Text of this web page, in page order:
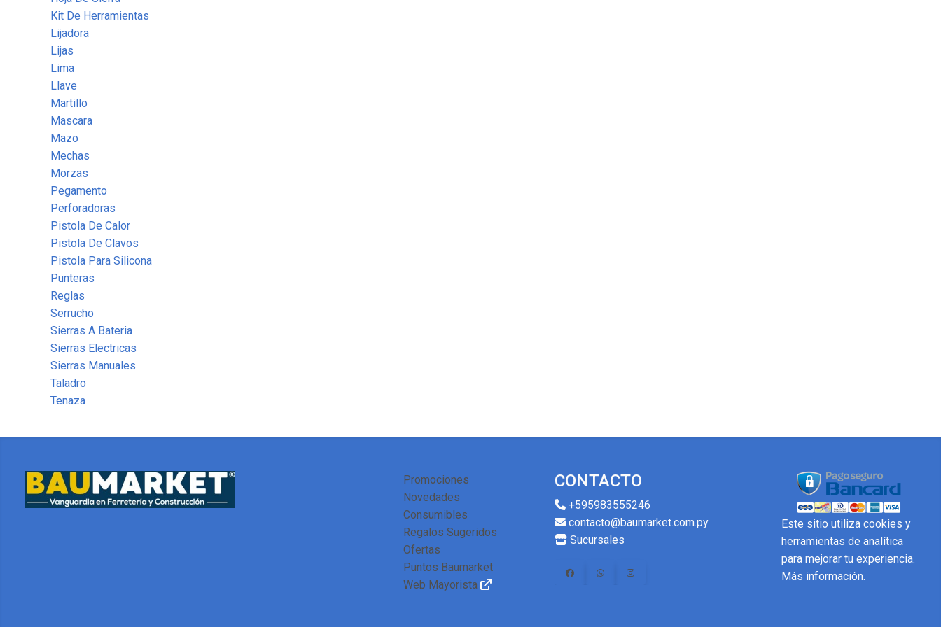
Kit De Herramientas
Lijadora
Lijas
Lima
Llave
Martillo
Mascara
Mazo
Mechas
Morzas
Pegamento
Perforadoras
Pistola De Calor
Pistola De Clavos
Pistola Para Silicona
Punteras
Reglas
Serrucho
Sierras A Bateria
Sierras Electricas
Sierras Manuales
Taladro
Tenaza
Promociones
Novedades
Consumibles
Regalos Sugeridos
Ofertas
Puntos Baumarket
Web Mayorista
CONTACTO
+595983555246
contacto@baumarket.com.py
Sucursales
Este sitio utiliza cookies y
herramientas de analítica
para mejorar tu experiencia.
Más información.